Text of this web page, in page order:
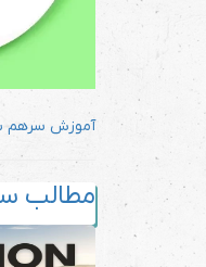
آموزش سرهم
مطالب